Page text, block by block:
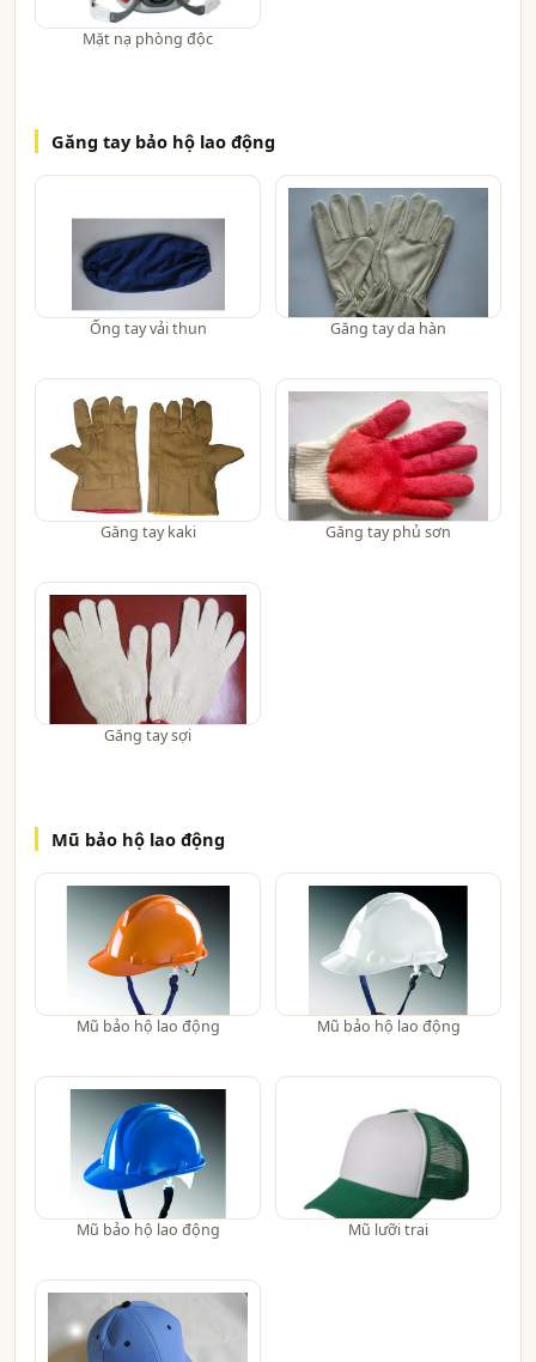
Mặt nạ phòng độc
Găng tay bảo hộ lao động
Ống tay vải thun Găng tay da hàn
Găng tay kaki Găng tay phủ sơn
Găng tay sợi
Mũ bảo hộ lao động
Mũ bảo hộ lao động Mũ bảo hộ lao động
Mũ bảo hộ lao động Mũ lưỡi trai